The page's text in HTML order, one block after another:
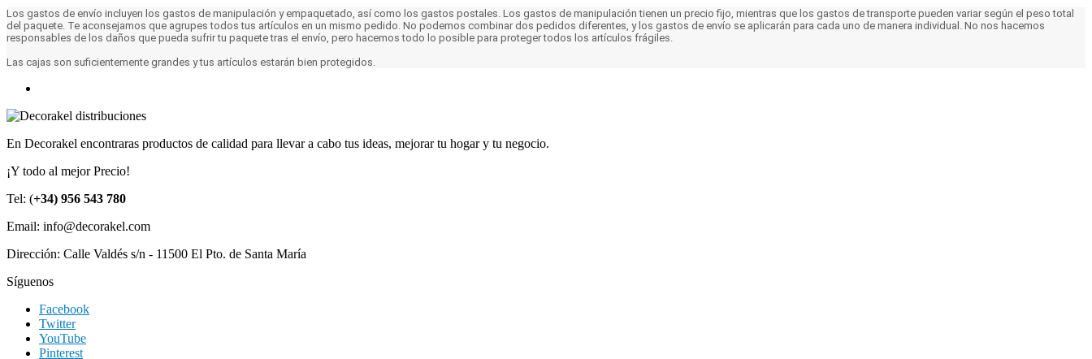
Los gastos de envío incluyen los gastos de manipulación y empaquetado, así como los gastos postales. Los gastos de manipulación tienen un precio fijo, mientras que los gastos de transporte pueden variar según el peso total
del paquete. Te aconsejamos que agrupes todos tus artículos en un mismo pedido. No podemos combinar dos pedidos diferentes, y los gastos de envío se aplicarán para cada uno de manera individual. No nos hacemos
responsables de los daños que pueda sufrir tu paquete tras el envío, pero hacemos todo lo posible para proteger todos los artículos frágiles.
Las cajas son suficientemente grandes y tus artículos estarán bien protegidos.
En Decorakel encontraras productos de calidad para llevar a cabo tus ideas, mejorar tu hogar y tu negocio.
¡Y todo al mejor Precio!
Tel: (+34) 956 543 780
Email: info@decorakel.com
Dirección: Calle Valdés s/n - 11500 El Pto. de Santa María
Síguenos
Facebook
Twitter
YouTube
Pinterest